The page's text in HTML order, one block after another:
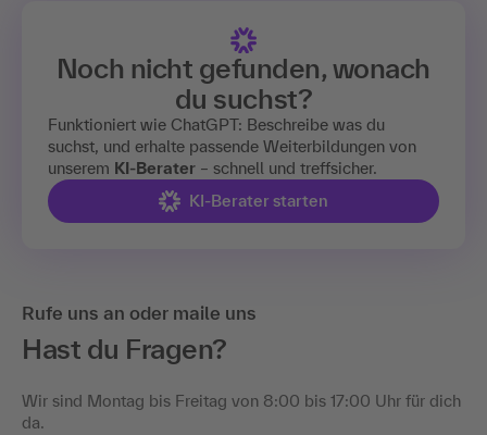
Noch nicht gefunden, wonach
du suchst?
Funktioniert wie ChatGPT: Beschreibe was du
suchst, und erhalte passende Weiterbildungen von
unserem KI-Berater – schnell und treffsicher.
KI-Berater starten
Rufe uns an oder maile uns
Hast du Fragen?
Wir sind Montag bis Freitag von 8:00 bis 17:00 Uhr für dich
da.